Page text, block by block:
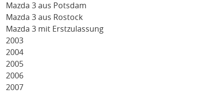
Mazda 3 aus Potsdam
Mazda 3 aus Rostock
Mazda 3 mit Erstzulassung
2003
2004
2005
2006
2007